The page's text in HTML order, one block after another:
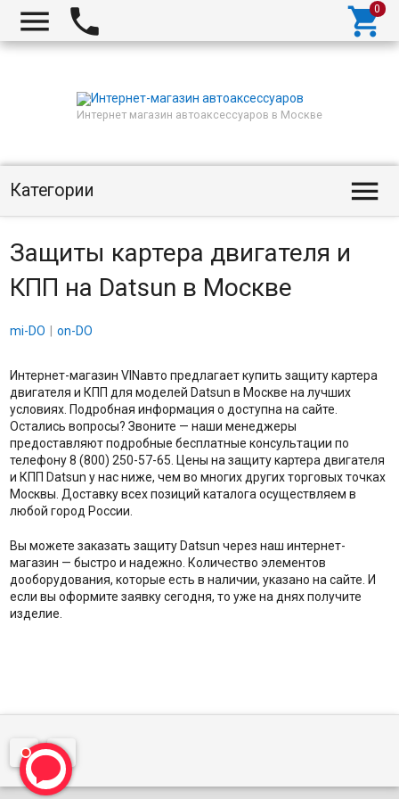
  
Интернет магазин автоаксессуаров в Москве
Категории 
Защиты картера двигателя и
КПП на Datsun в Москве
mi-DO on-DO
Интернет-магазин VINавто предлагает купить защиту картера
двигателя и КПП для моделей Datsun в Москве на лучших
условиях. Подробная информация о доступна на сайте.
Остались вопросы? Звоните — наши менеджеры
предоставляют подробные бесплатные консультации по
телефону 8 (800) 250-57-65. Цены на защиту картера двигателя
и КПП Datsun у нас ниже, чем во многих других торговых точках
Москвы. Доставку всех позиций каталога осуществляем в
любой город России.
Вы можете заказать защиту Datsun через наш интернет-
магазин — быстро и надежно. Количество элементов
дооборудования, которые есть в наличии, указано на сайте. И
если вы оформите заявку сегодня, то уже на днях получите
изделие.